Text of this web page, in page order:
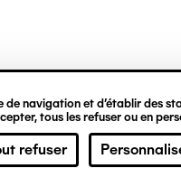
navigation et d’établir des
tous les refuser ou en
refuser